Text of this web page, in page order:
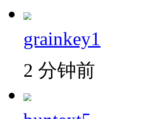
grainkey1
2 分钟前